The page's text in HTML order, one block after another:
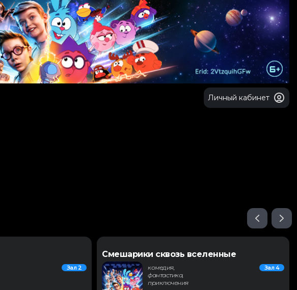
Личный кабинет
Зал 2
Смешарики сквозь вселенные
комедия,
фантастика,
приключения
Зал 4